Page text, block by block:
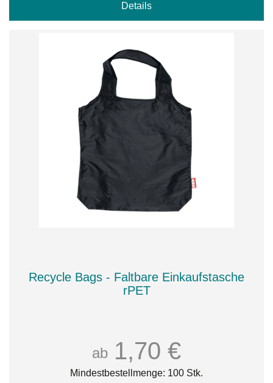
Details
Recycle Bags - Faltbare Einkaufstasche
rPET
ab 1,70 €
Mindestbestellmenge: 100 Stk.